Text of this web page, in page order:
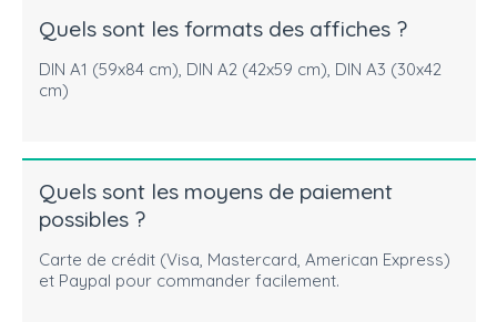
Quels sont les formats des affiches ?
DIN A1 (59x84 cm), DIN A2 (42x59 cm), DIN A3 (30x42
cm)
Quels sont les moyens de paiement
possibles ?
Carte de crédit (Visa, Mastercard, American Express)
et Paypal pour commander facilement.